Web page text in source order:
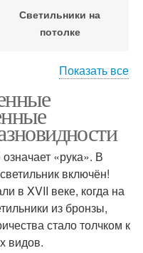
Светильники на
потолке
спальни
Светильники по
светораспределению
Светодиодные
Показать все
«рука». В
включён!
в XVII веке, когда на
из бронзы,
стало толчком к
видов.